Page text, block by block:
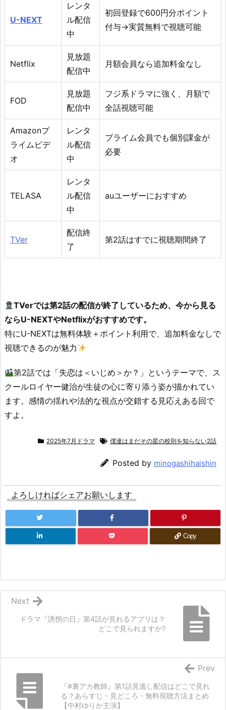
U-NEXT
レンタ
ル配信
中
初回登録で600円分ポイント
付与→実質無料で視聴可能
Netflix
見放題
配信中
月額会員なら追加料金なし
FOD
見放題
配信中
フジ系ドラマに強く、月額で
全話視聴可能
Amazonプ
ライムビデ
オ
レンタ
ル配信
中
プライム会員でも個別課金が
必要
TELASA
レンタ
ル配信
中
auユーザーにおすすめ
TVer
配信終
了
第2話はすでに視聴期間終了
TVerでは第2話の配信が終了しているため、今から見る
ならU-NEXTやNetflixがおすすめです。
特にU-NEXTは無料体験＋ポイント利用で、追加料金なしで
視聴できるのが魅力
第2話では「失恋は＜いじめ＞か？」というテーマで、ス
クールロイヤー健治が生徒の心に寄り添う姿が描かれてい
ます。感情の揺れや法的な視点が交錯する見応えある回で
すよ。
2025年7月ドラマ 僕達はまだその星の校則を知らない2話
Posted by minogashihaishin
よろしければシェアお願いします
Copy
ドラマ『誘拐の日』第4話が見れるアプリは？
どこで見られますか?
Next
『#裏アカ教師』第1話見逃し配信はどこで見れ
る？あらすじ・見どころ・無料視聴方法まとめ
【中村ゆりか主演】
Prev